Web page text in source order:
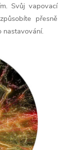
Svůj vapovací
přesně
nastavování.